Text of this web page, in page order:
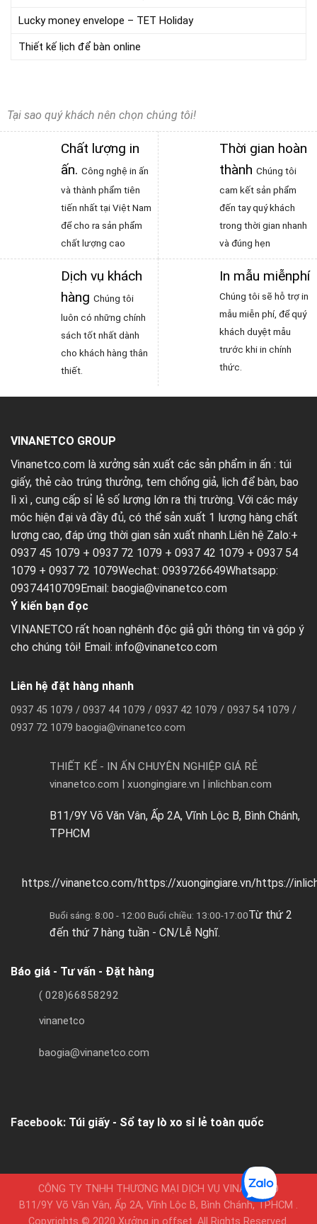
Lucky money envelope – TET Holiday
Thiết kế lịch để bàn online
Tại sao quý khách nên chọn chúng tôi!
Chất lượng in
ấn. Công nghệ in ấn
và thành phẩm tiên
tiến nhất tại Việt Nam
để cho ra sản phẩm
chất lượng cao
Thời gian hoàn
thành Chúng tôi
cam kết sản phẩm
đến tay quý khách
trong thời gian nhanh
và đúng hẹn
Dịch vụ khách
hàng Chúng tôi
luôn có những chính
sách tốt nhất dành
cho khách hàng thân
thiết.
In mẫu miễnphí
Chúng tôi sẽ hỗ trợ in
mẫu miễn phí, để quý
khách duyệt mẫu
trước khi in chính
thức.
VINANETCO GROUP
Vinanetco.com là xưởng sản xuất các sản phẩm in ấn : túi
giấy, thẻ cào trúng thưởng, tem chống giả, lịch để bàn, bao
lì xì , cung cấp sỉ lẻ số lượng lớn ra thị trường. Với các máy
móc hiện đại và đầy đủ, có thể sản xuất 1 lượng hàng chất
lượng cao, đáp ứng thời gian sản xuất nhanh.Liên hệ Zalo:+
0937 45 1079 + 0937 72 1079 + 0937 42 1079 + 0937 54
1079 + 0937 72 1079Wechat: 0939726649Whatsapp:
09374410709Email: baogia@vinanetco.com
Ý kiến bạn đọc
VINANETCO rất hoan nghênh độc giả gửi thông tin và góp ý
cho chúng tôi! Email: info@vinanetco.com
Liên hệ đặt hàng nhanh
0937 45 1079 / 0937 44 1079 / 0937 42 1079 / 0937 54 1079 /
0937 72 1079 baogia@vinanetco.com
THIẾT KẾ - IN ẤN CHUYÊN NGHIỆP GIÁ RẺ
vinanetco.com | xuongingiare.vn | inlichban.com
B11/9Y Võ Văn Vân, Ấp 2A, Vĩnh Lộc B, Bình Chánh,
TPHCM
https://vinanetco.com/https://xuongingiare.vn/https://
Buổi sáng: 8:00 - 12:00 Buổi chiều: 13:00-17:00Từ thứ 2
đến thứ 7 hàng tuần - CN/Lễ Nghĩ.
Báo giá - Tư vấn - Đặt hàng
( 028)66858292
vinanetco
baogia@vinanetco.com
Facebook: Túi giấy - Sổ tay lò xo sỉ lẻ toàn quốc
CÔNG TY TNHH THƯƠNG MẠI DỊCH VỤ VINANETCO
B11/9Y Võ Văn Vân, Ấp 2A, Vĩnh Lộc B, Bình Chánh, TPHCM .
Copyrights © 2020 Xưởng in offset. All Rights Reserved.